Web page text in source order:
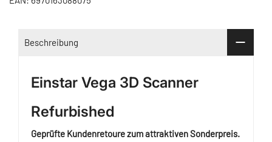
Beschreibung
Einstar Vega 3D Scanner
Refurbished
Geprüfte Kundenretoure zum attraktiven Sonderpreis.